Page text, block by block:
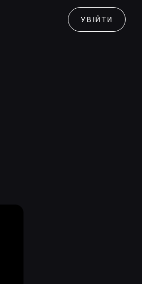
УВІЙТИ